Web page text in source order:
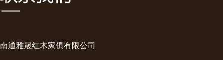
南通雅晟红木家俱有限公司